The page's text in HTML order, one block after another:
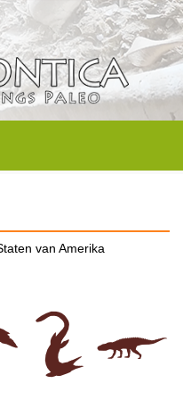
van Amerika